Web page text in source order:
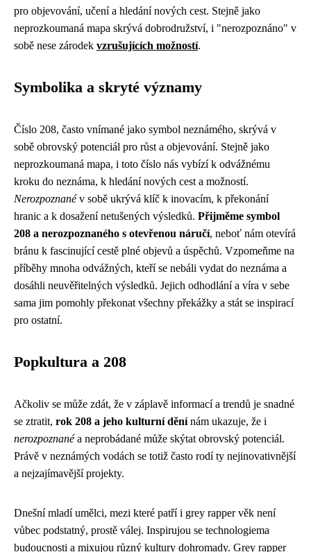
pro objevování, učení a hledání nových cest. Stejně jako
neprozkoumaná mapa skrývá dobrodružství, i "nerozpoznáno" v
sobě nese zárodek vzrušujících možností.
Symbolika a skryté významy
Číslo 208, často vnímané jako symbol neznámého, skrývá v
sobě obrovský potenciál pro růst a objevování. Stejně jako
neprozkoumaná mapa, i toto číslo nás vybízí k odvážnému
kroku do neznáma, k hledání nových cest a možností.
Nerozpoznanév sobě ukrývá klíč k inovacím, k překonání
hranic a k dosažení netušených výsledků. Přijměme symbol
208 a nerozpoznaného s otevřenou náručí, neboť nám otevírá
bránu k fascinující cestě plné objevů a úspěchů. Vzpomeňme na
příběhy mnoha odvážných, kteří se nebáli vydat do neznáma a
dosáhli neuvěřitelných výsledků. Jejich odhodlání a víra v sebe
sama jim pomohly překonat všechny překážky a stát se inspirací
pro ostatní.
Popkultura a 208
Ačkoliv se může zdát, že v záplavě informací a trendů je snadné
se ztratit, rok 208 a jeho kulturní děnínám ukazuje, že i
nerozpoznanéa neprobádané může skýtat obrovský potenciál.
Právě v neznámých vodách se totiž často rodí ty nejinovativnější
a nejzajímavější projekty.
Dnešní mladí umělci, mezi které patří i grey rapper věk není
vůbec podstatný, prostě válej. Inspirujou se technologiema
budoucnosti a mixujou různý kultury dohromady. Grey rapper